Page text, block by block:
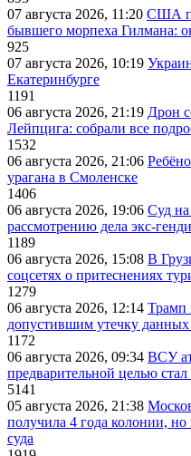
07 августа 2026, 11:20 США
бывшего морпеха Гилмана:
925
07 августа 2026, 10:19
Екатеринбурге
1191
06 августа 2026, 21:19 Дрон
Лейпцига: собрали все
1532
06 августа 2026, 21:06
урагана в Смоленске
1406
06 августа 2026, 19:06 Суд
рассмотрению дела экс-
1189
06 августа 2026, 15:08 В
соцсетях о притеснениях
1279
06 августа 2026, 12:14 Трамп
допустившим утечку
1172
06 августа 2026, 09:34 ВСУ
предварительной целью
5141
05 августа 2026, 21:38
получила 4 года колонии,
суда